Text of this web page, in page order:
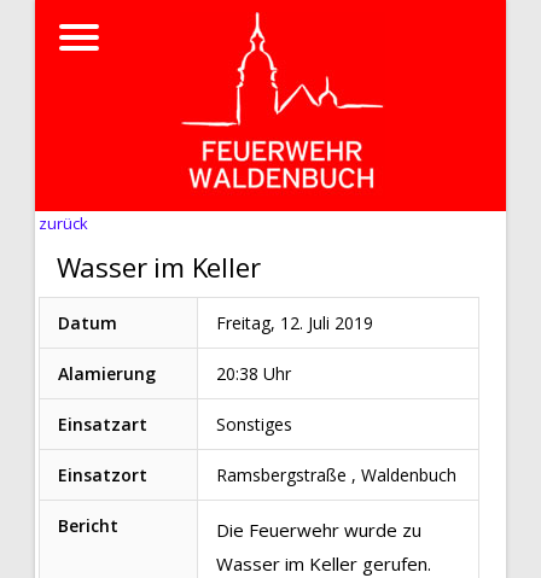
zurück
Wasser im Keller
Datum Freitag, 12. Juli 2019
Alamierung 20:38 Uhr
Einsatzart Sonstiges
Einsatzort Ramsbergstraße , Waldenbuch
Bericht
Die Feuerwehr wurde zu
Wasser im Keller gerufen.